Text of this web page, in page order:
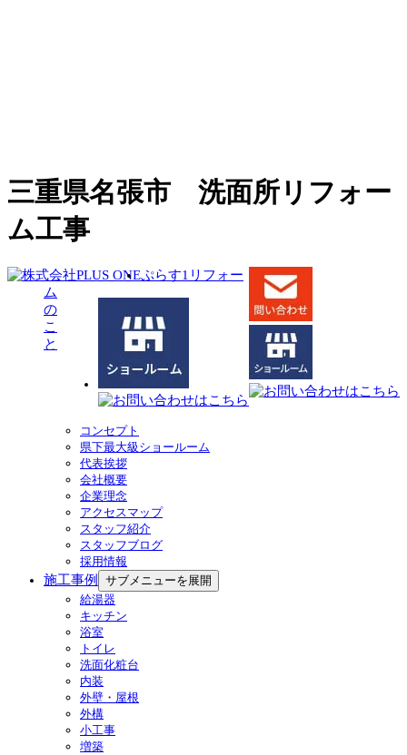
三重県名張市 洗面所リフォー
ム工事
ぷらす1リフォー
ム
の
こ
と
コンセプト
県下最大級ショールーム
代表挨拶
会社概要
企業理念
アクセスマップ
スタッフ紹介
スタッフブログ
採用情報
施工事例
サブメニューを展開
給湯器
キッチン
浴室
トイレ
洗面化粧台
内装
外壁・屋根
外構
小工事
増築